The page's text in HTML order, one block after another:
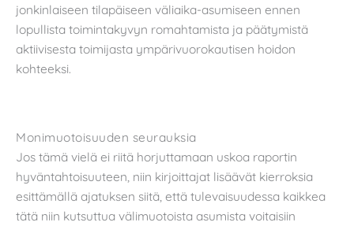
jonkinlaiseen tilapäiseen väliaika-asumiseen ennen
lopullista toimintakyvyn romahtamista ja päätymistä
aktiivisesta toimijasta ympärivuorokautisen hoidon
kohteeksi.
Monimuotoisuuden seurauksia
Jos tämä vielä ei riitä horjuttamaan uskoa raportin
hyväntahtoisuuteen, niin kirjoittajat lisäävät kierroksia
esittämällä ajatuksen siitä, että tulevaisuudessa kaikkea
tätä niin kutsuttua välimuotoista asumista voitaisiin